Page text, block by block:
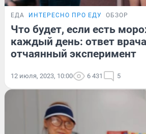
ЕДА ИНТЕРЕСНО ПРО ЕДУ ОБЗОР
Что будет, если есть
каждый день: ответ
отчаянный эксперимент
12 июля, 2023, 10:00 6 431 5